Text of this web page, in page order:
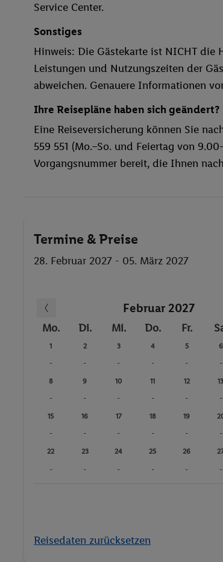
Service Center.
Sonstiges
Hinweis: Die Gästekarte ist NICHT die
Leistungen und Nutzungszeiten der
abweichen. Genauere Informationen
Ihre Reisepläne haben sich geändert?
Eine Reiseversicherung können Sie
559 551 (Mo.–So. und Feiertag von
Vorgangsnummer bereit, die Ihnen
Termine & Preise
28. Februar 2027 - 05. März 2027
Februar 2027
Mo. Di. Mi. Do. Fr.
1
-
2
-
3
-
4
-
5
-
6
-
8
-
9
-
10
-
11
-
12
-
13
-
15
-
16
-
17
-
18
-
19
- -
22
-
23
-
24
-
25
-
26
- -
Reisedaten zurücksetzen